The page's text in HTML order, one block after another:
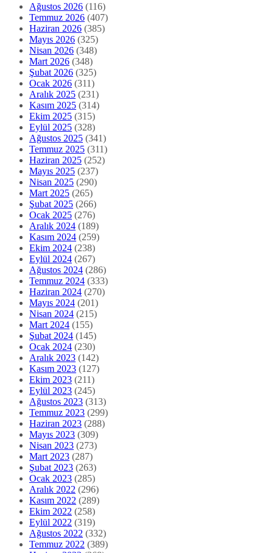
Ağustos 2026 (116)
Temmuz 2026 (407)
Haziran 2026 (385)
Mayıs 2026 (325)
Nisan 2026 (348)
Mart 2026 (348)
Şubat 2026 (325)
Ocak 2026 (311)
Aralık 2025 (231)
Kasım 2025 (314)
Ekim 2025 (315)
Eylül 2025 (328)
Ağustos 2025 (341)
Temmuz 2025 (311)
Haziran 2025 (252)
Mayıs 2025 (237)
Nisan 2025 (290)
Mart 2025 (265)
Şubat 2025 (266)
Ocak 2025 (276)
Aralık 2024 (189)
Kasım 2024 (259)
Ekim 2024 (238)
Eylül 2024 (267)
Ağustos 2024 (286)
Temmuz 2024 (333)
Haziran 2024 (270)
Mayıs 2024 (201)
Nisan 2024 (215)
Mart 2024 (155)
Şubat 2024 (145)
Ocak 2024 (230)
Aralık 2023 (142)
Kasım 2023 (127)
Ekim 2023 (211)
Eylül 2023 (245)
Ağustos 2023 (313)
Temmuz 2023 (299)
Haziran 2023 (288)
Mayıs 2023 (309)
Nisan 2023 (273)
Mart 2023 (287)
Şubat 2023 (263)
Ocak 2023 (285)
Aralık 2022 (296)
Kasım 2022 (289)
Ekim 2022 (258)
Eylül 2022 (319)
Ağustos 2022 (332)
Temmuz 2022 (389)